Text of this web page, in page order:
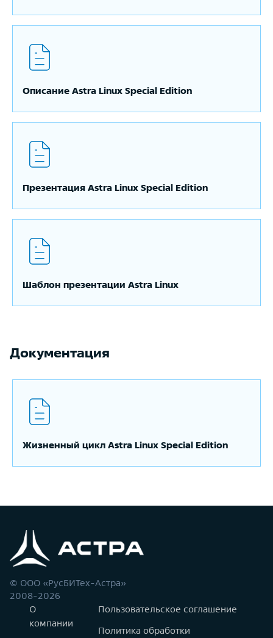
Описание Astra Linux Special Edition
Презентация Astra Linux Special Edition
Шаблон презентации Astra Linux
Документация
Жизненный цикл Astra Linux Special Edition
© ООО «РусБИТех-Астра»
2008-2026
О
компании
Пользовательское соглашение
Политика обработки